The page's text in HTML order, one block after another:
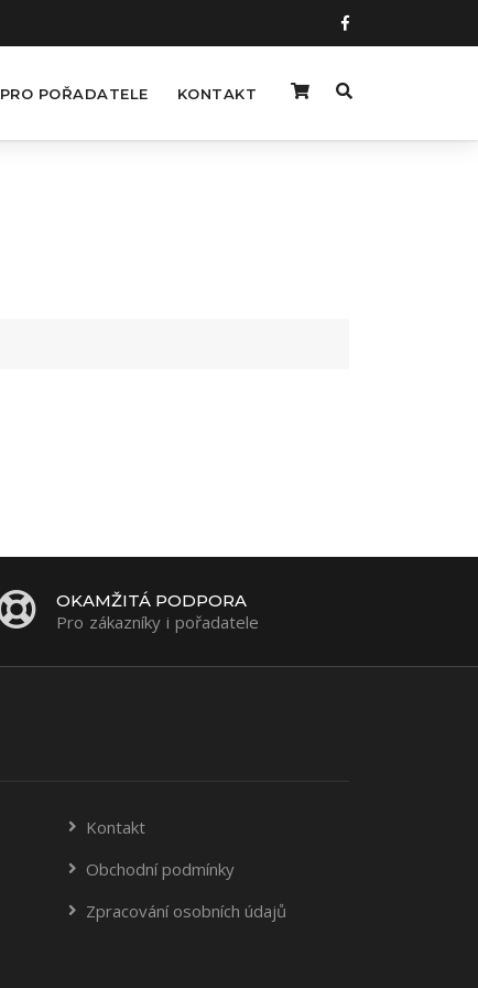
PRO POŘADATELE KONTAKT
OKAMŽITÁ PODPORA
Pro zákazníky i pořadatele
Kontakt
Obchodní podmínky
Zpracování osobních údajů